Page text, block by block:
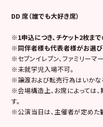
DD 席（誰でも大好き席）
※1申込につき、チケット2枚まで
※同伴者様も代表者様がお選び
※セブンイレブン、ファミリーマ
※未就学児入場不可。
※譲渡および転売行為はいかな
※会場構造上、お席によっては
す。
※公演当日は、主催者が定めた